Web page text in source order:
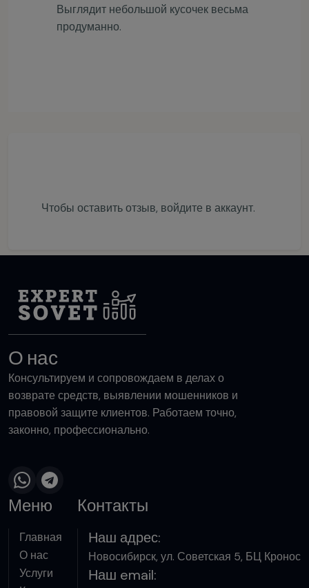
Выглядит небольшой кусочек весьма
продуманно.
Чтобы оставить отзыв, войдите в аккаунт.
О нас
Консультируем и сопровождаем в делах о
возврате средств, выявлении мошенников и
правовой защите клиентов. Работаем точно,
законно, профессионально.
Меню
Главная
О нас
Услуги
Контакты
Наш адрес:
Новосибирск, ул. Советская 5, БЦ Кронос
Наш email: